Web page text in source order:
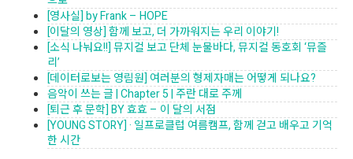
[영사실] by Frank – HOPE
[이달의 영상] 함께 보고, 더 가까워지는 우리 이야기!
[소식 나눠요!!] 뮤지컬 보고 단체 눈물바다, 뮤지컬 동호회 ‘뮤즐
리’
[데이터로보는 영림원] 여러분의 형제자매는 어떻게 되나요?
음악이 쓰는 글 | Chapter 5 | 주란 대로 주께
[퇴근 후 문학] BY 효효 – 이 달의 서점
[YOUNG STORY] · 일프로클럽 여름캠프, 함께 걷고 배우고 기억
한 시간